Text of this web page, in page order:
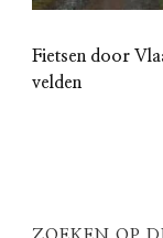
Fietsen door
velden